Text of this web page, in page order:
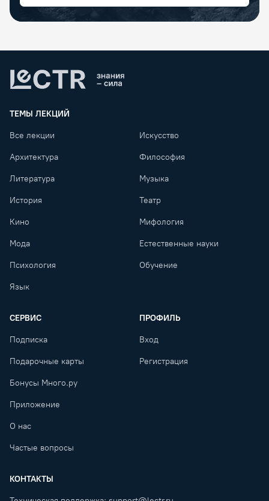
ТЕМЫ ЛЕКЦИЙ
Все лекции Искусство
Архитектура Философия
Литература Музыка
История Театр
Кино Мифология
Мода Естественные науки
Психология Обучение
Язык
СЕРВИС
Подписка
Подарочные карты
Бонусы Много.ру
Приложение
О нас
Частые вопросы
ПРОФИЛЬ
Вход
Регистрация
КОНТАКТЫ